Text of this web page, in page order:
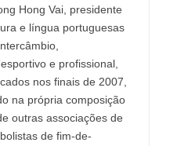
Hong Vai, presidente
e língua portuguesas
e profissional,
nos finais de 2007,
na própria composição
outras associações de
de fim-de-